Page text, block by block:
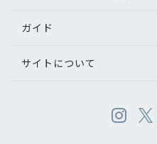
ガイド
サイトについて